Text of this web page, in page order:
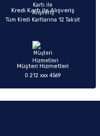
Kredi Kartı ile Alışveriş
Tüm Kredi Kartlarına 12 Taksit
Müşteri Hizmetleri
0 212 xxx 4569